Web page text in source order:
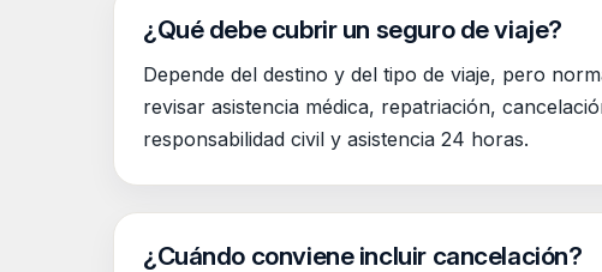
¿Qué debe cubrir un seguro de viaje?
Depende del destino y del tipo de viaje, pero
revisar asistencia médica, repatriación,
responsabilidad civil y asistencia 24 horas.
¿Cuándo conviene incluir cancelación?